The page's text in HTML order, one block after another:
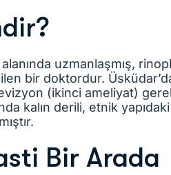
uzmanlaşmış,
bir doktordur.
(ikinci ameliyat)
kalın derili, etnik
Bir Arada